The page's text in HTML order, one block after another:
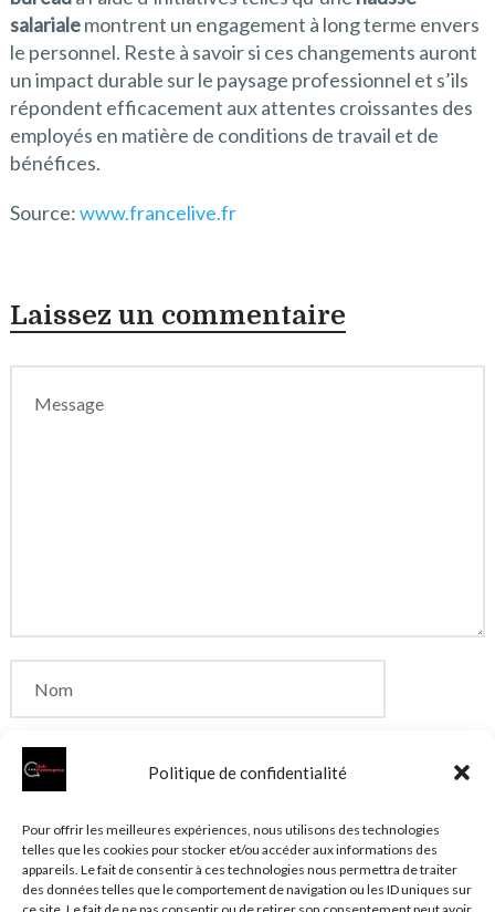
Politique de confidentialité
Pour offrir les meilleures expériences, nous utilisons des technologies
telles que les cookies pour stocker et/ou accéder aux informations des
appareils. Le fait de consentir à ces technologies nous permettra de traiter
des données telles que le comportement de navigation ou les ID uniques sur
salarialemontrent un engagement à long terme envers
le personnel. Reste à savoir si ces changements auront
un impact durable sur le paysage professionnel et s’ils
répondent efficacement aux attentes croissantes des
employés en matière de conditions de travail et de
bénéfices.
Source:www.francelive.fr
Laissez un commentaire
Enregistrer mon nom, mon e-mail et mon site dans
le navigateur pour mon prochain commentaire.